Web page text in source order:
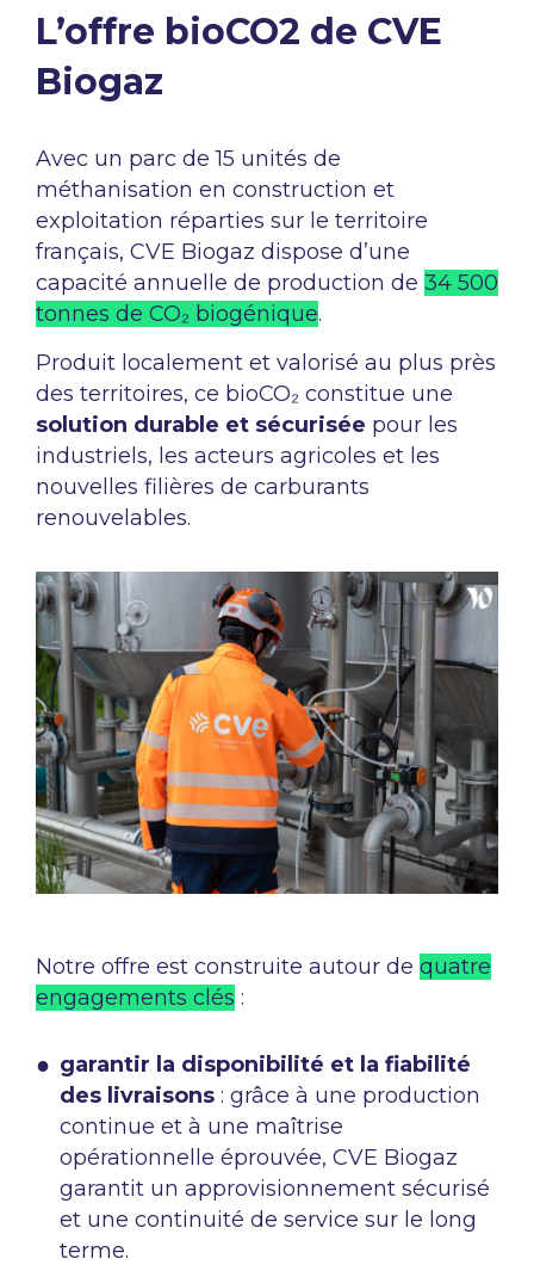
L’offre bioCO2 de CVE
Biogaz
Avec un parc de 15 unités de
méthanisation en construction et
exploitation réparties sur le territoire
français, CVE Biogaz dispose d’une
capacité annuelle de production de 34 500
tonnes de CO₂ biogénique.
Produit localement et valorisé au plus près
des territoires, ce bioCO₂ constitue une
solution durable et sécurisée pour les
industriels, les acteurs agricoles et les
nouvelles filières de carburants
renouvelables.
Notre offre est construite autour de quatre
engagements clés :
garantir la disponibilité et la fiabilité
des livraisons : grâce à une production
continue et à une maîtrise
opérationnelle éprouvée, CVE Biogaz
garantit un approvisionnement sécurisé
et une continuité de service sur le long
terme.